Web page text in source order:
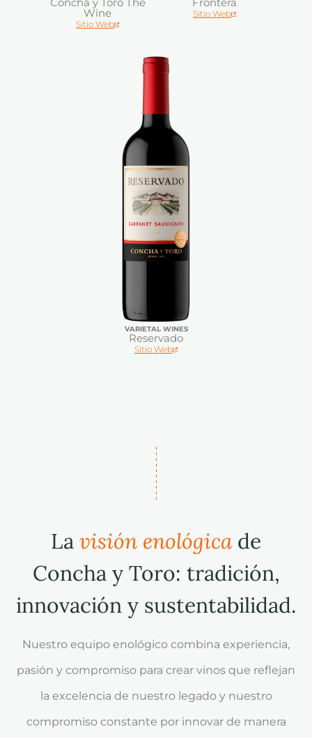
Wine
Sitio Web
Sitio Web
VARIETAL WINES
Reservado
Sitio Web
La visión enológicade
Concha y Toro: tradición,
innovación y sustentabilidad.
Nuestro equipo enológico combina experiencia,
pasión y compromiso para crear vinos que reflejan
la excelencia de nuestro legado y nuestro
compromiso constante por innovar de manera